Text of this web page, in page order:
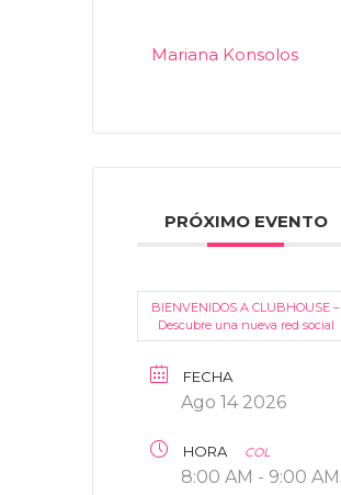
Mariana Konsolos
PRÓXIMO EVENTO
BIENVENIDOS A CLUBHOUSE –
Descubre una nueva red social
FECHA
Ago 14 2026
HORA COL
8:00 AM - 9:00 AM